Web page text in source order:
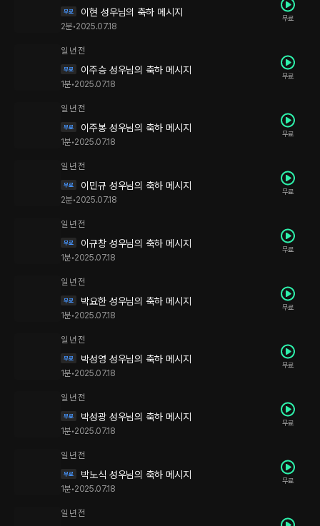
이현 성우님의 축하 메시지
2분•2025.07.18
무료
일 년 전
이주승 성우님의 축하 메시지
1분•2025.07.18
무료
일 년 전
이주봉 성우님의 축하 메시지
1분•2025.07.18
무료
일 년 전
이민규 성우님의 축하 메시지
2분•2025.07.18
무료
일 년 전
이규창 성우님의 축하 메시지
1분•2025.07.18
무료
일 년 전
박요한 성우님의 축하 메시지
1분•2025.07.18
무료
일 년 전
박성영 성우님의 축하 메시지
1분•2025.07.18
무료
일 년 전
박성광 성우님의 축하 메시지
1분•2025.07.18
무료
일 년 전
박노식 성우님의 축하 메시지
1분•2025.07.18
무료
일 년 전